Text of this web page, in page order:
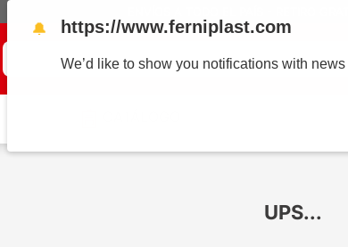
¿Qué estás buscando?
UPS...
🔔 https://www.ferniplast.com
We’d like to show you notifications with